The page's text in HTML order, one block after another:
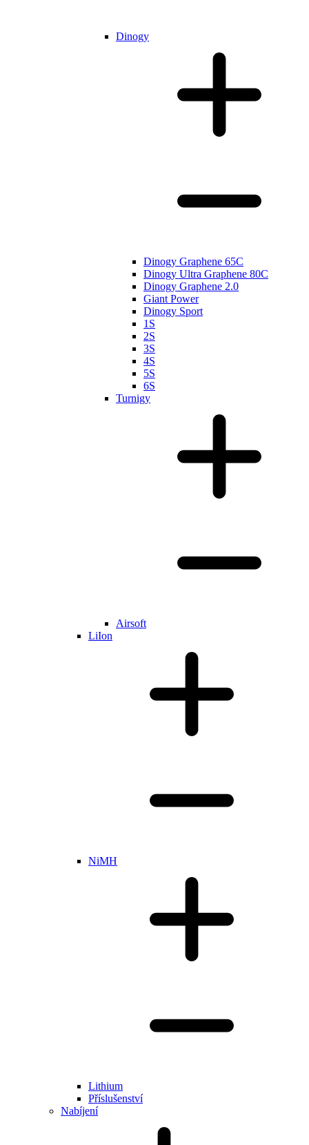
Dinogy
Dinogy Graphene 65C
Dinogy Ultra Graphene 80C
Dinogy Graphene 2.0
Giant Power
Dinogy Sport
1S
2S
3S
4S
5S
6S
Turnigy
Airsoft
LiIon
NiMH
Lithium
Příslušenství
Nabíjení